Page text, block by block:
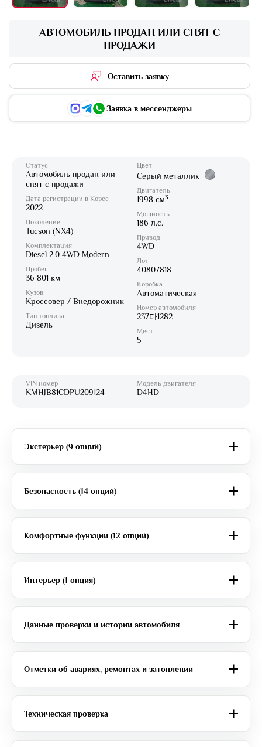
АВТОМОБИЛЬ ПРОДАН ИЛИ СНЯТ С
ПРОДАЖИ
Оставить заявку
Заявка в мессенджеры
Статус
Автомобиль продан или
снят с продажи
Дата регистрации в Корее
2022
Поколение
Tucson (NX4)
Комплектация
Diesel 2.0 4WD Modern
Пробег
36 801 км
Кузов
Кроссовер / Внедорожник
Тип топлива
Дизель
Цвет
Серый металлик
Двигатель
1998 см3
Мощность
186 л.с.
Привод
4WD
Лот
40807818
Коробка
Автоматическая
Номер автомобиля
237다1282
Мест
5
VIN номер
KMHJB81CDPU209124
Модель двигателя
D4HD
Экстерьер (9 опций)
Безопасность (14 опций)
Комфортные функции (12 опций)
Интерьер (1 опция)
Данные проверки и истории автомобиля
Отметки об авариях, ремонтах и затоплении
Техническая проверка